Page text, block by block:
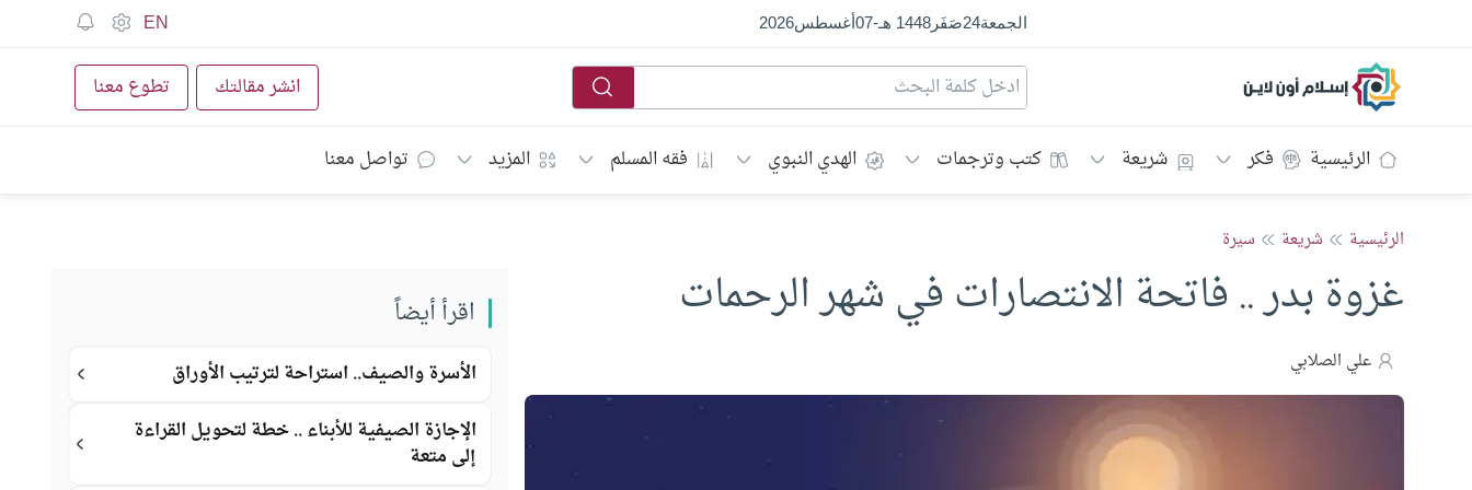
الجمعة24صَفَر1448 هـ -
07أغسطس2026
EN
إسلام أون لاين انشر مقالتك تطوع معنا
الرئيسية فكر شريعة كتب وترجمات الهدي النبوي فقه المسلم المزيد تواصل معنا
الرئيسية شريعة سيرة
غزوة بدر .. فاتحة الانتصارات في شهر الرحمات
علي الصلابي
اقرأ أيضاً
الأسرة والصيف.. استراحة لترتيب الأوراق
الإجازة الصيفية للأبناء .. خطة لتحويل القراءة
إلى متعة